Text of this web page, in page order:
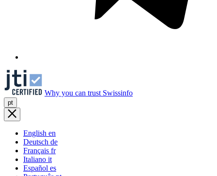
Why you can trust Swissinfo
pt
English en
Deutsch de
Français fr
Italiano it
Español es